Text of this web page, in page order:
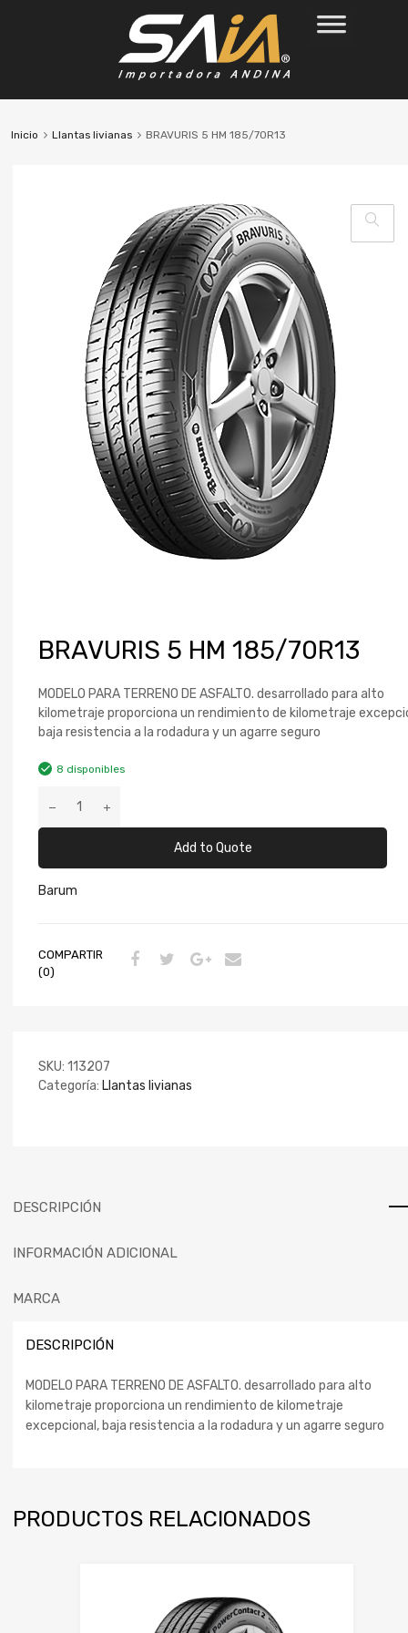
Inicio Llantas livianas BRAVURIS 5 HM 185/70R13
BRAVURIS 5 HM 185/70R13
MODELO PARA TERRENO DE ASFALTO. desarrollado para alto
kilometraje proporciona un rendimiento de kilometraje
baja resistencia a la rodadura y un agarre seguro
8 disponibles
Add to Quote
Barum
COMPARTIR
(0)
SKU: 113207
Categoría: Llantas livianas
DESCRIPCIÓN
INFORMACIÓN ADICIONAL
MARCA
DESCRIPCIÓN
MODELO PARA TERRENO DE ASFALTO. desarrollado para alto
kilometraje proporciona un rendimiento de kilometraje
excepcional, baja resistencia a la rodadura y un agarre seguro
PRODUCTOS RELACIONADOS